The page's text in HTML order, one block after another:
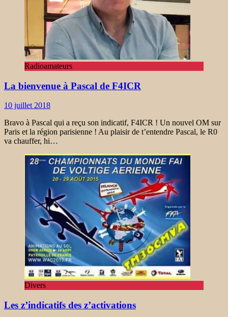
Radioamateurs
La bienvenue à Pascal de F4ICR
10 juillet 2018
Bravo à Pascal qui a reçu son indicatif, F4ICR ! Un nouvel OM sur
Paris et la région parisienne ! Au plaisir de t’entendre Pascal, le R0
va chauffer, hi…
Divers
Les z’indicatifs des z’activations